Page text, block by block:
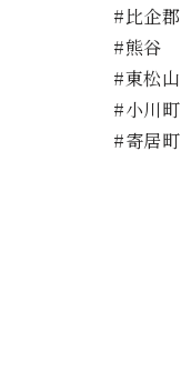
#比企郡
#熊谷
#東松山
#小川町
#寄居町